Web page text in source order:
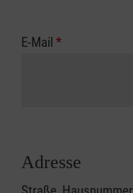
E-Mail *
Adresse